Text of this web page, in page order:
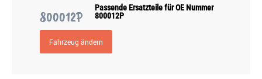
800012P
Passende Ersatzteile für OE Nummer
800012P
Fahrzeug ändern